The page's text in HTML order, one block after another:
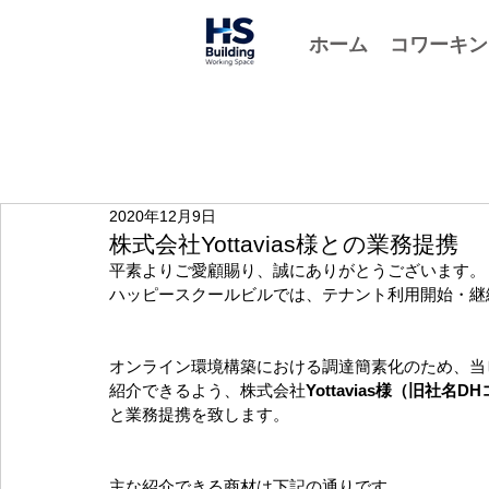
ホーム コワーキ
株式会社Yottavias様との業務提携
2020年12月9日
平素よりご愛顧賜り、誠にありがとうございます。
ハッピースクールビルでは、テナント利用開始・
オンライン環境構築における調達簡素化のため、
紹介できるよう、株式会社Yottavias様（旧社名DH
と業務提携を致します。